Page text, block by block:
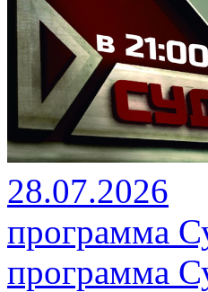
28.07.2026
программа
программа